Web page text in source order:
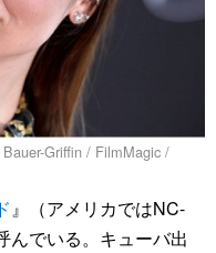
Griffin / FilmMagic /
』（アメリカではNC-
んでいる。キューバ出